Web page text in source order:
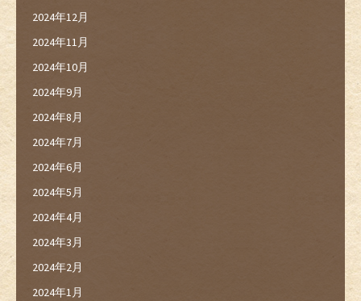
2024年12月
2024年11月
2024年10月
2024年9月
2024年8月
2024年7月
2024年6月
2024年5月
2024年4月
2024年3月
2024年2月
2024年1月